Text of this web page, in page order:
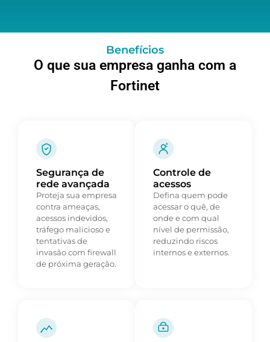
Benefícios
O que sua empresa ganha com a
Fortinet
Segurança de
rede avançada
Proteja sua empresa
contra ameaças,
acessos indevidos,
tráfego malicioso e
tentativas de
invasão com firewall
de próxima geração.
Controle de
acessos
Defina quem pode
acessar o quê, de
onde e com qual
nível de permissão,
reduzindo riscos
internos e externos.